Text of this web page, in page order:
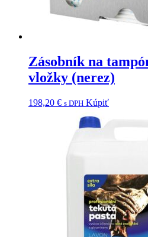
Zásobník na
vložky (nerez)
198,20 € s DPH Kúpiť